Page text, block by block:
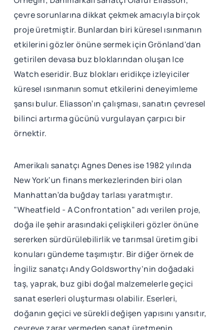
çevre sorunlarına dikkat çekmek amacıyla birçok
proje üretmiştir. Bunlardan biri küresel ısınmanın
etkilerini gözler önüne sermek için Grönland'dan
getirilen devasa buz bloklarından oluşan Ice
Watch eseridir. Buz blokları eridikçe izleyiciler
küresel ısınmanın somut etkilerini deneyimleme
şansı bulur. Eliasson’ın çalışması, sanatın çevresel
bilinci artırma gücünü vurgulayan çarpıcı bir
örnektir.
Amerikalı sanatçı Agnes Denes ise 1982 yılında
New York’un finans merkezlerinden biri olan
Manhattan’da buğday tarlası yaratmıştır.
"Wheatfield - A Confrontation" adı verilen proje,
doğa ile şehir arasındaki çelişkileri gözler önüne
sererken sürdürülebilirlik ve tarımsal üretim gibi
konuları gündeme taşımıştır. Bir diğer örnek de
İngiliz sanatçı Andy Goldsworthy'nin doğadaki
taş, yaprak, buz gibi doğal malzemelerle geçici
sanat eserleri oluşturması olabilir. Eserleri,
doğanın geçici ve sürekli değişen yapısını yansıtır,